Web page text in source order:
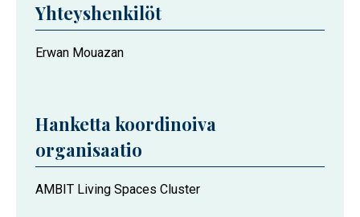
Yhteyshenkilöt
Erwan Mouazan
Hanketta koordinoiva
organisaatio
AMBIT Living Spaces Cluster